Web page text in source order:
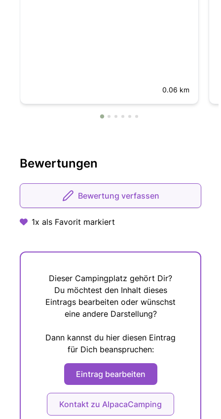
0.06 km
Bewertungen
Bewertung verfassen
1x als Favorit markiert
Dieser Campingplatz gehört Dir?
Du möchtest den Inhalt dieses
Eintrags bearbeiten oder wünschst
eine andere Darstellung?
Dann kannst du hier diesen Eintrag
für Dich beanspruchen:
Eintrag bearbeiten
Kontakt zu AlpacaCamping